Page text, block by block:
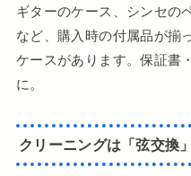
ギターのケース、シンセの
など、購入時の付属品が揃
ケースがあります。保証書
に。
クリーニングは「弦交換